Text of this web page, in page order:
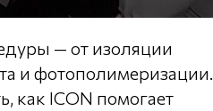
— от изоляции
и фотополимеризации.
как ICON помогает